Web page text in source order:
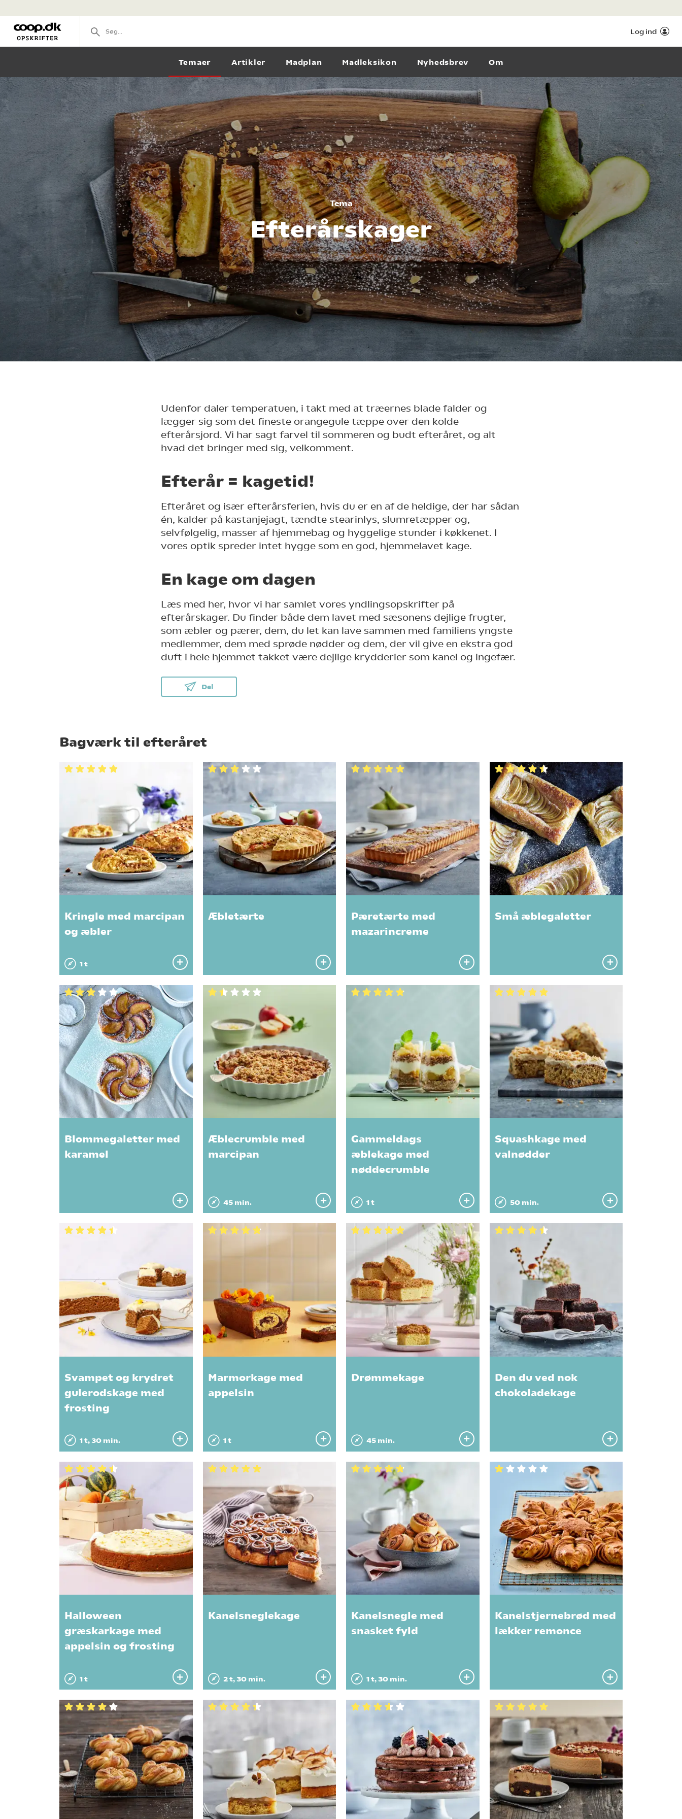
Log ind
Temaer Artikler Madplan Madleksikon Nyhedsbrev Om
Tema
Efterårskager
Udenfor daler temperatuen, i takt med at træernes blade falder og
lægger sig som det fineste orangegule tæppe over den kolde
efterårsjord. Vi har sagt farvel til sommeren og budt efteråret, og alt
hvad det bringer med sig, velkomment.
Efterår = kagetid!
Efteråret og især efterårsferien, hvis du er en af de heldige, der har sådan
én, kalder på kastanjejagt, tændte stearinlys, slumretæpper og,
selvfølgelig, masser af hjemmebag og hyggelige stunder i køkkenet. I
vores optik spreder intet hygge som en god, hjemmelavet kage.
En kage om dagen
Læs med her, hvor vi har samlet vores yndlingsopskrifter på
efterårskager. Du finder både dem lavet med sæsonens dejlige frugter,
som æbler og pærer, dem, du let kan lave sammen med familiens yngste
medlemmer, dem med sprøde nødder og dem, der vil give en ekstra god
duft i hele hjemmet takket være dejlige krydderier som kanel og ingefær.
Del
Bagværk til efteråret
Kringle med marcipan
og æbler
1 t
Æbletærte
Pæretærte med
mazarincreme
Små æblegaletter
Blommegaletter med
karamel
Æblecrumble med
marcipan
45 min.
Gammeldags
æblekage med
nøddecrumble
1 t
Squashkage med
valnødder
50 min.
Svampet og krydret
gulerodskage med
frosting
1 t, 30 min.
Marmorkage med
appelsin
1 t
Drømmekage
45 min.
Den du ved nok
chokoladekage
Halloween
græskarkage med
appelsin og frosting
1 t
Kanelsneglekage
2 t, 30 min.
Kanelsnegle med
snasket fyld
1 t, 30 min.
Kanelstjernebrød med
lækker remonce